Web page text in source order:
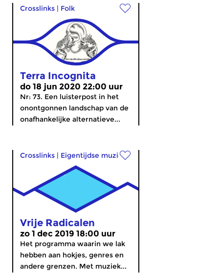
Crosslinks | Folk
Terra Incognita
do 18 jun 2020 22:00 uur
Nr: 73. Een luisterpost in het
onontgonnen landschap van de
onafhankelijke alternatieve...
Crosslinks | Eigentijdse muziek
Vrije Radicalen
zo 1 dec 2019 18:00 uur
Het programma waarin we lak
hebben aan hokjes, genres en
andere grenzen. Met muziek...